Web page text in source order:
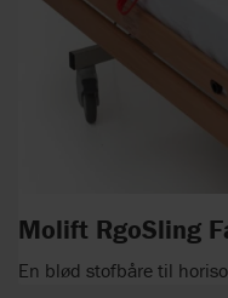
Molift RgoSling
En blød stofbåre til